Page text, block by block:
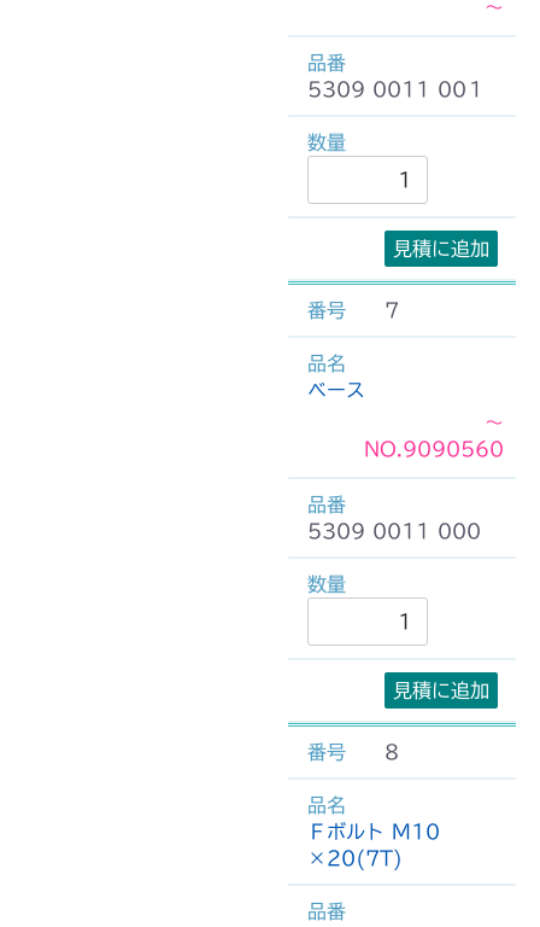
～
5309 0011 00１
見積に追加
7
ベース
～
NO.9090560
5309 0011 000
見積に追加
8
Ｆボルト M10
×20(7T)